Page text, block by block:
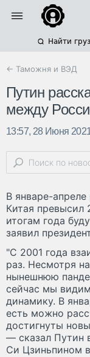
Найти
← Таможня и ВЭД
Путин
между
13:57, 28 Июня
В январе-
Китая превысил
итогам года
заявил
"С 2001 года
раз. Несмотря
нынешнюю
сейчас мы
динамику. В
есть можно
достигнуты
— сказал Путин
Си Цзиньпином